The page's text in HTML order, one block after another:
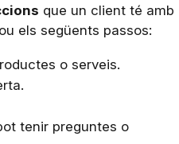
que un client té amb
els següents passos:
o serveis.
tenir preguntes o